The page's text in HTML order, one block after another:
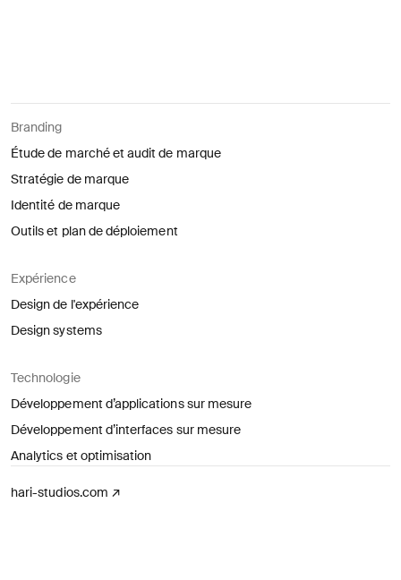
Branding
Étude de marché et audit de marque
Stratégie de marque
Identité de marque
Outils et plan de déploiement
Expérience
Design de l'expérience
Design systems
Technologie
Développement d’applications sur mesure
Développement d’interfaces sur mesure
Analytics et optimisation
hari-studios.com ↗